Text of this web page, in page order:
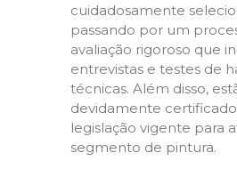
cuidadosamente
passando por um
avaliação rigoroso que
entrevistas e testes de
técnicas. Além disso,
devidamente
legislação vigente para
segmento de pintura.